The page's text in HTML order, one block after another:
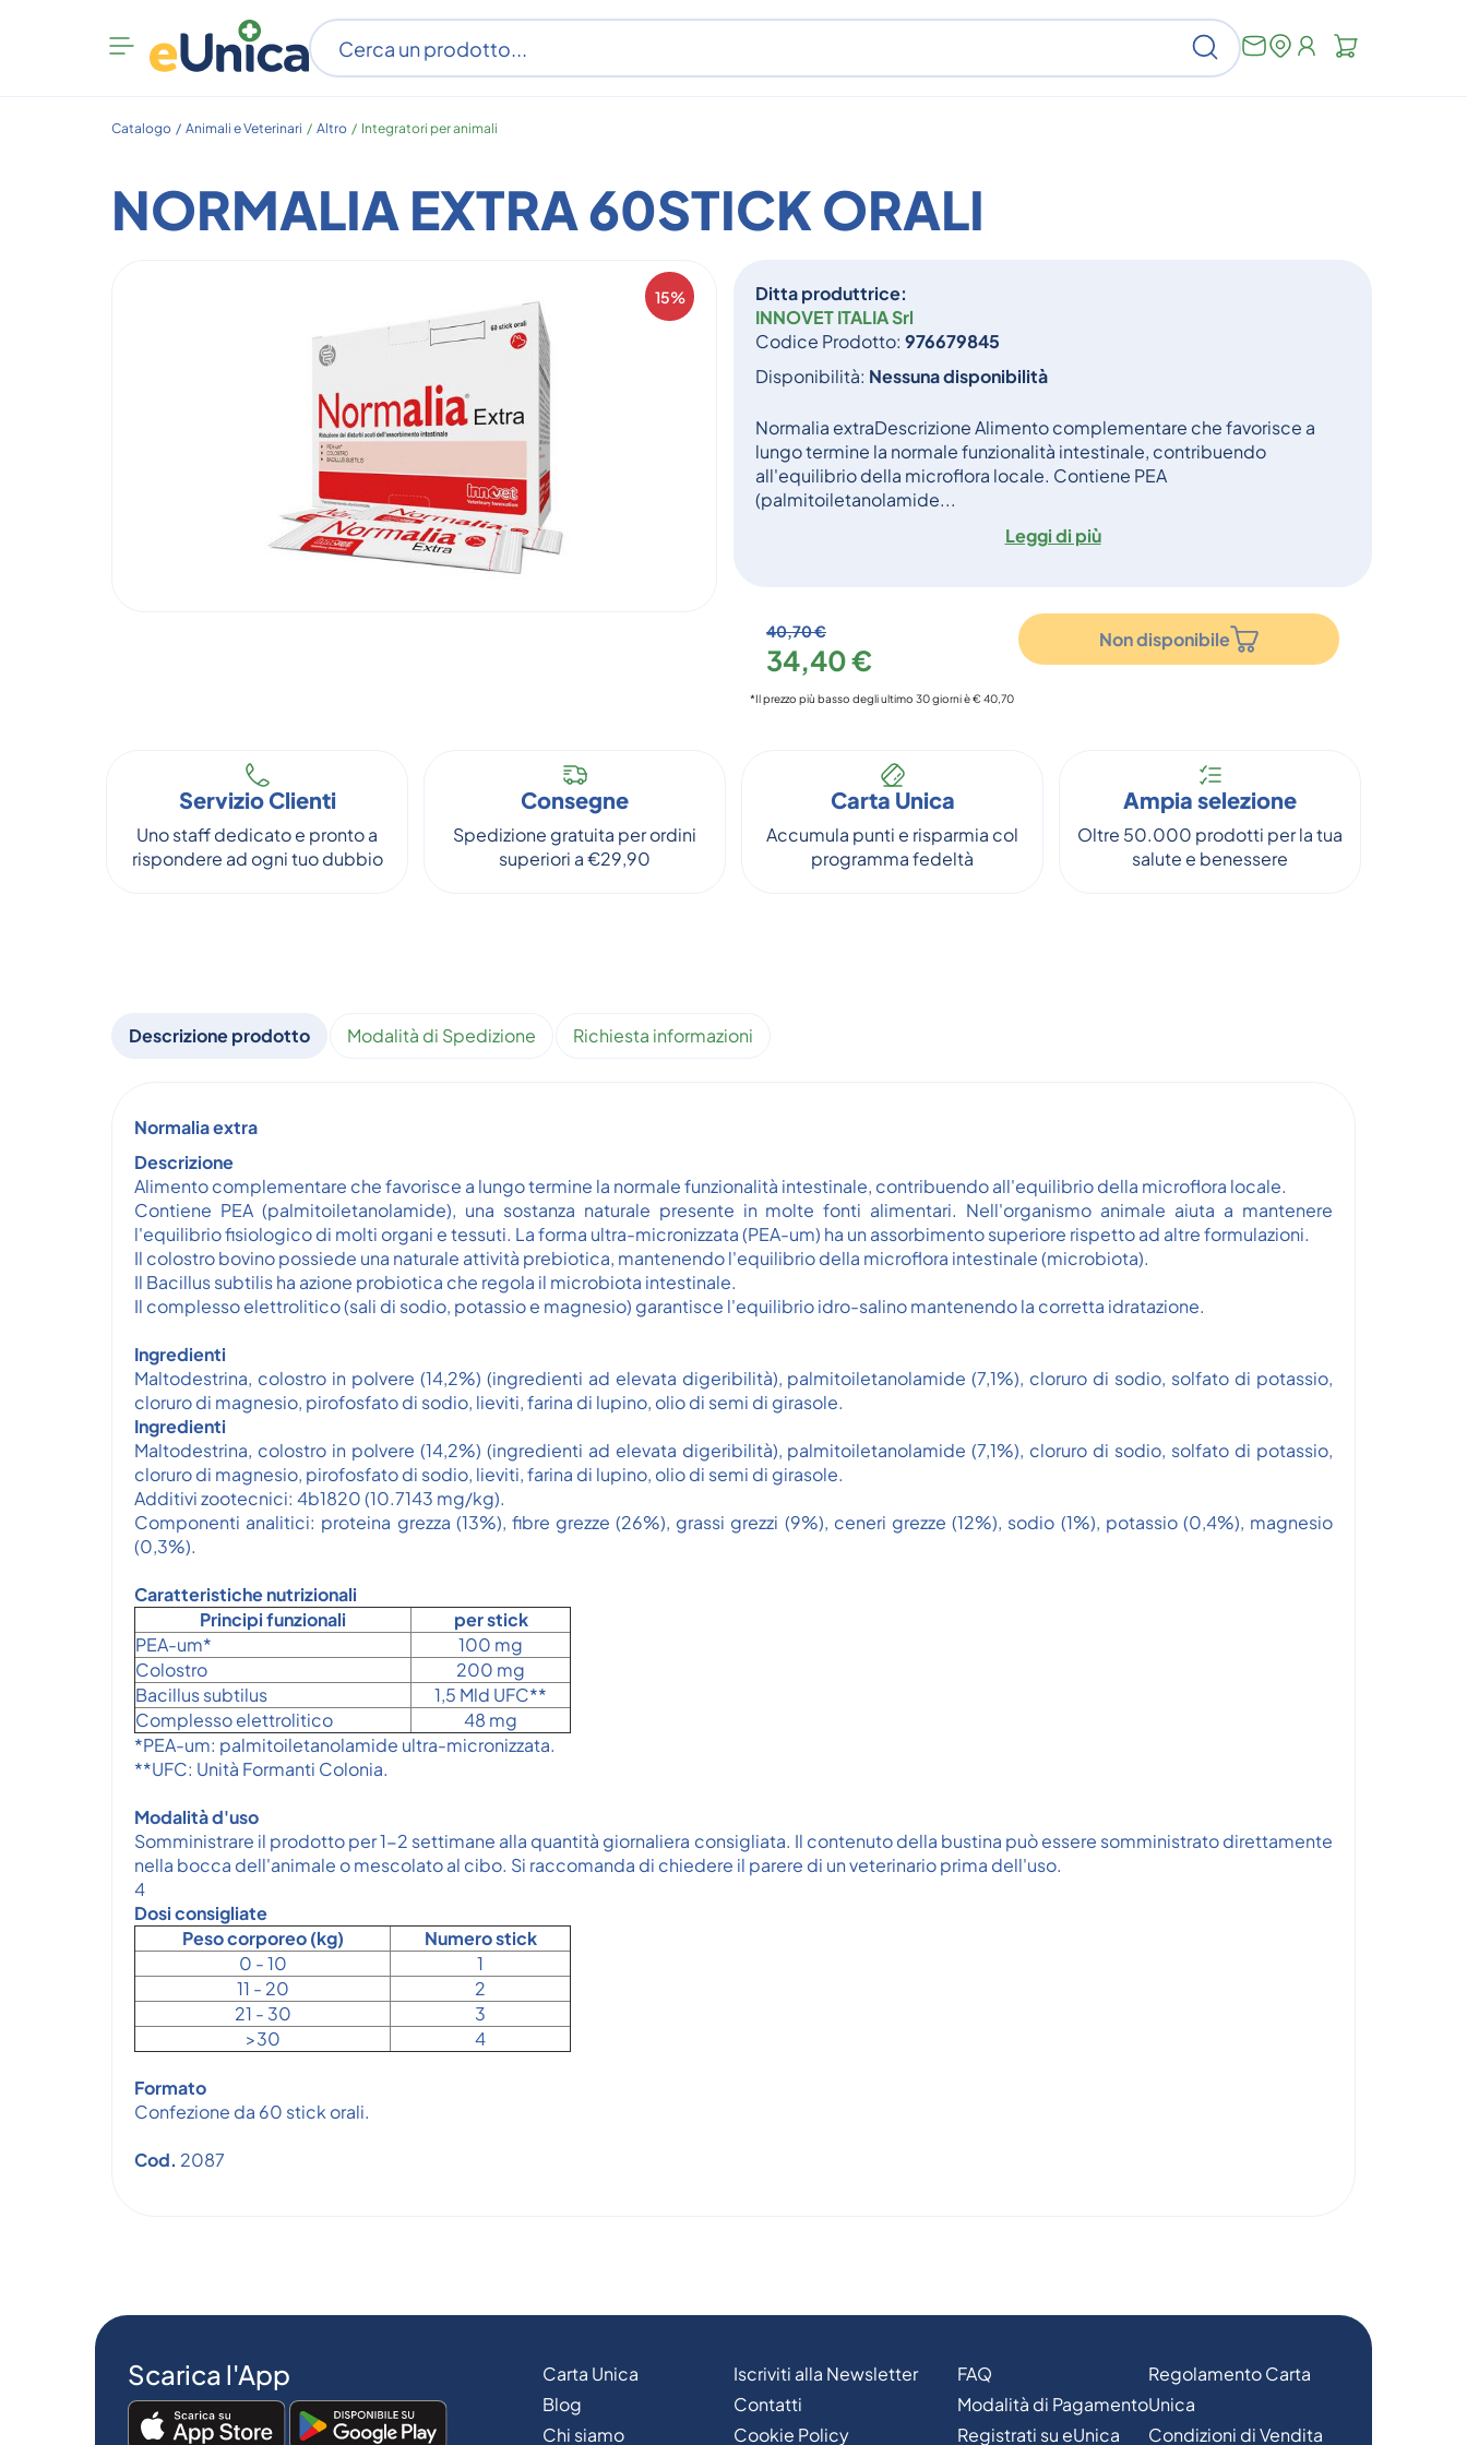
Apri
menu
Cerca
Catalogo / Animali e Veterinari / Altro / Integratori per animali
NORMALIA EXTRA 60STICK ORALI
15%
Ditta produttrice:
INNOVET ITALIA Srl
Codice Prodotto: 976679845
Disponibilità: Nessuna disponibilità
Normalia extraDescrizione Alimento complementare che favorisce a
lungo termine la normale funzionalità intestinale, contribuendo
all'equilibrio della microflora locale. Contiene PEA
(palmitoiletanolamide...
Leggi di più
40,70 €
34,40 €
Non disponibile
*Il prezzo più basso degli ultimo 30 giorni è € 40,70
Servizio Clienti
Uno staff dedicato e pronto a
rispondere ad ogni tuo dubbio
Consegne
Spedizione gratuita per ordini
superiori a €29,90
Carta Unica
Accumula punti e risparmia col
programma fedeltà
Ampia selezione
Oltre 50.000 prodotti per la tua
salute e benessere
Descrizione prodotto Modalità di Spedizione Richiesta informazioni
Normalia extra
Descrizione
Alimento complementare che favorisce a lungo termine la normale funzionalità intestinale, contribuendo all'equilibrio della microflora locale.
Contiene PEA (palmitoiletanolamide), una sostanza naturale presente in molte fonti alimentari. Nell'organismo animale aiuta a mantenere
l'equilibrio fisiologico di molti organi e tessuti. La forma ultra-micronizzata (PEA-um) ha un assorbimento superiore rispetto ad altre formulazioni.
Il colostro bovino possiede una naturale attività prebiotica, mantenendo l'equilibrio della microflora intestinale (microbiota).
Il Bacillus subtilis ha azione probiotica che regola il microbiota intestinale.
Il complesso elettrolitico (sali di sodio, potassio e magnesio) garantisce l'equilibrio idro-salino mantenendo la corretta idratazione.
Ingredienti
Maltodestrina, colostro in polvere (14,2%) (ingredienti ad elevata digeribilità), palmitoiletanolamide (7,1%), cloruro di sodio, solfato di potassio,
cloruro di magnesio, pirofosfato di sodio, lieviti, farina di lupino, olio di semi di girasole.
Ingredienti
Maltodestrina, colostro in polvere (14,2%) (ingredienti ad elevata digeribilità), palmitoiletanolamide (7,1%), cloruro di sodio, solfato di potassio,
cloruro di magnesio, pirofosfato di sodio, lieviti, farina di lupino, olio di semi di girasole.
Additivi zootecnici: 4b1820 (10.7143 mg/kg).
Componenti analitici: proteina grezza (13%), fibre grezze (26%), grassi grezzi (9%), ceneri grezze (12%), sodio (1%), potassio (0,4%), magnesio
(0,3%).
Caratteristiche nutrizionali
Principi funzionali
per stick
PEA-um*
100 mg
Colostro
200 mg
Bacillus subtilus
1,5 Mld UFC**
Complesso elettrolitico
48 mg
*PEA-um: palmitoiletanolamide ultra-micronizzata.
**UFC: Unità Formanti Colonia.
Modalità d'uso
Somministrare il prodotto per 1-2 settimane alla quantità giornaliera consigliata. Il contenuto della bustina può essere somministrato direttamente
nella bocca dell'animale o mescolato al cibo. Si raccomanda di chiedere il parere di un veterinario prima dell'uso.
4
Dosi consigliate
Peso corporeo (kg)
Numero stick
0 - 10
1
11 - 20
2
21 - 30
3
>30
4
Formato
Confezione da 60 stick orali.
Cod. 2087
Scarica l'App
Carta Unica
Blog
Chi siamo
Iscriviti alla Newsletter
Contatti
Cookie Policy
FAQ
Modalità di Pagamento
Registrati su eUnica
Regolamento Carta
Unica
Condizioni di Vendita